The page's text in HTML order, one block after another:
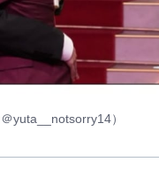
＠yuta__notsorry14）